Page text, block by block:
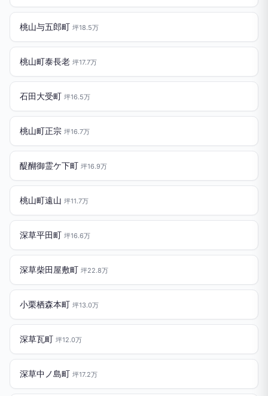
桃山与五郎町 坪18.5万
桃山町泰長老 坪17.7万
石田大受町 坪16.5万
桃山町正宗 坪16.7万
醍醐御霊ケ下町 坪16.9万
桃山町遠山 坪11.7万
深草平田町 坪16.6万
深草柴田屋敷町 坪22.8万
小栗栖森本町 坪13.0万
深草瓦町 坪12.0万
深草中ノ島町 坪17.2万